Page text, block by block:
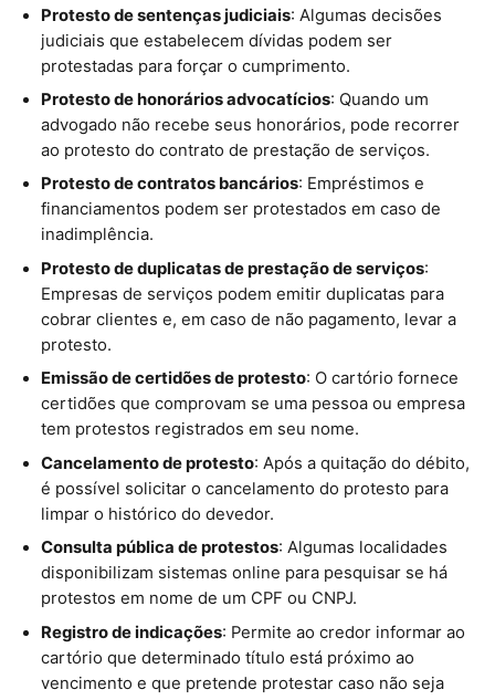
Protesto de sentenças judiciais: Algumas decisões
judiciais que estabelecem dívidas podem ser
protestadas para forçar o cumprimento.
Protesto de honorários advocatícios: Quando um
advogado não recebe seus honorários, pode recorrer
ao protesto do contrato de prestação de serviços.
Protesto de contratos bancários: Empréstimos e
financiamentos podem ser protestados em caso de
inadimplência.
Protesto de duplicatas de prestação de serviços:
Empresas de serviços podem emitir duplicatas para
cobrar clientes e, em caso de não pagamento, levar a
protesto.
Emissão de certidões de protesto: O cartório fornece
certidões que comprovam se uma pessoa ou empresa
tem protestos registrados em seu nome.
Cancelamento de protesto: Após a quitação do débito,
é possível solicitar o cancelamento do protesto para
limpar o histórico do devedor.
Consulta pública de protestos: Algumas localidades
disponibilizam sistemas online para pesquisar se há
protestos em nome de um CPF ou CNPJ.
Registro de indicações: Permite ao credor informar ao
cartório que determinado título está próximo ao
vencimento e que pretende protestar caso não seja